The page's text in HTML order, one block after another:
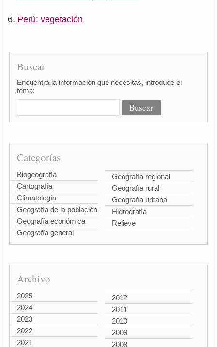
Perú: vegetación
Buscar
Encuentra la información que necesitas, introduce el
tema:
Categorías
Biogeografía
Cartografía
Climatología
Geografía de la población
Geografía económica
Geografía general
Geografía regional
Geografía rural
Geografía urbana
Hidrografía
Relieve
Archivo
2025
2024
2023
2022
2021
2012
2011
2010
2009
2008